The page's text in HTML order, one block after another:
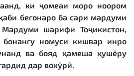
ки ҷомеаи моро ноором
бегонаро ба сари мардуми
шарифи Тоҷикистон,
бонангу номуси кишвар инро
ва бояд ҳамеша ҳушёру
дар вохӯрӣ.